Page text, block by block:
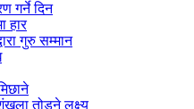
गर्ने दिन
हार
गुरु सम्मान
तोड्ने लक्ष्य